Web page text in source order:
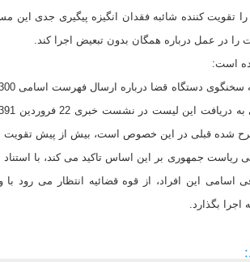
تقویت کننده شائبه فقدان انگیزه پیگیری جدی این
را در عمل درباره همگان بدون تبعیض اجرا کند.
است:
شده قبلی در این خصوص است، بیش از پیش تقویت
معرفی اسامی این افراد، از قوه قضائیه انتظار می
اجرا بگذارد.